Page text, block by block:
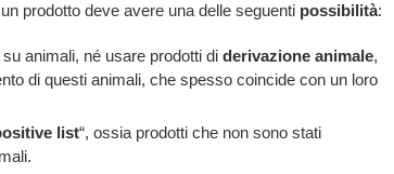
prodotto deve avere una delle seguenti possibilità:
animali, né usare prodotti di derivazione animale,
di questi animali, che spesso coincide con un loro
list“, ossia prodotti che non sono stati